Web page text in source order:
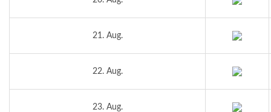
21. Aug.
22. Aug.
23. Aug.